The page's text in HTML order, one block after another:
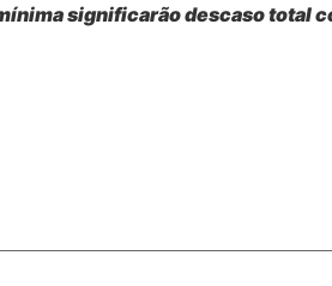
significarão descaso total